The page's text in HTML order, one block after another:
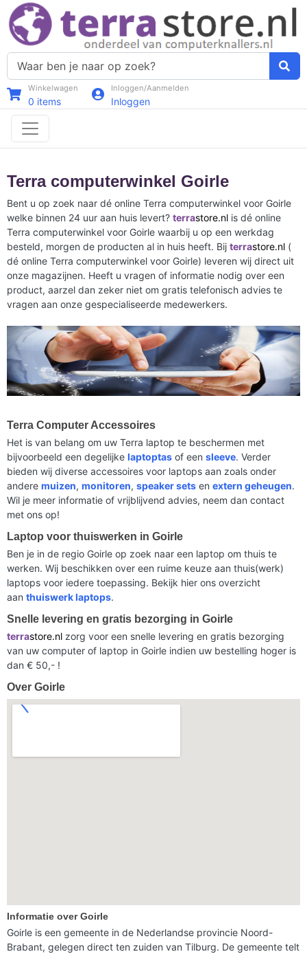
Winkelwagen
0 items
Inloggen/Aanmelden
Inloggen
Terra computerwinkel Goirle
Bent u op zoek naar dé online Terra computerwinkel voor Goirle
welke binnen 24 uur aan huis levert? terrastore.nl is dé online
Terra computerwinkel voor Goirle waarbij u op een werkdag
besteld, morgen de producten al in huis heeft. Bij terrastore.nl (
dé online Terra computerwinkel voor Goirle) leveren wij direct uit
onze magazijnen. Heeft u vragen of informatie nodig over een
product, aarzel dan zeker niet om gratis telefonisch advies te
vragen aan onze gespecialiseerde medewerkers.
Terra Computer Accessoires
Het is van belang om uw Terra laptop te beschermen met
bijvoorbeeld een degelijke laptoptas of een sleeve. Verder
bieden wij diverse accessoires voor laptops aan zoals onder
andere muizen, monitoren, speaker sets en extern geheugen.
Wil je meer informatie of vrijblijvend advies, neem dan contact
met ons op!
Laptop voor thuiswerken in Goirle
Ben je in de regio Goirle op zoek naar een laptop om thuis te
werken. Wij beschikken over een ruime keuze aan thuis(werk)
laptops voor iedere toepassing. Bekijk hier ons overzicht
aan thuiswerk laptops.
Snelle levering en gratis bezorging in Goirle
terrastore.nl zorg voor een snelle levering en gratis bezorging
van uw computer of laptop in Goirle indien uw bestelling hoger is
dan € 50,- !
Over Goirle
Informatie over Goirle
Goirle is een gemeente in de Nederlandse provincie Noord-
Brabant, gelegen direct ten zuiden van Tilburg. De gemeente telt